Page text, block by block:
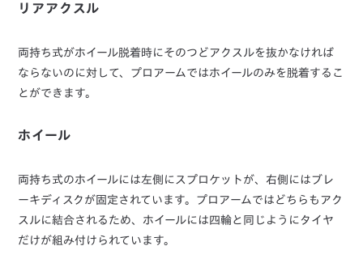
リアアクスル
両持ち式がホイール脱着時にそのつどアクスルを抜かなければ
ならないのに対して、プロアームではホイールのみを脱着するこ
とができます。
ホイール
両持ち式のホイールには左側にスプロケットが、右側にはブレ
ーキディスクが固定されています。プロアームではどちらもアク
スルに結合されるため、ホイールには四輪と同じようにタイヤ
だけが組み付けられています。